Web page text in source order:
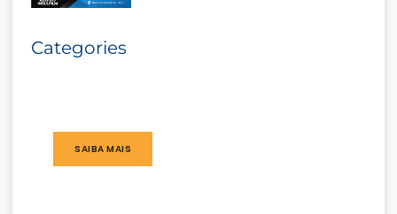
Categories
SAIBA MAIS